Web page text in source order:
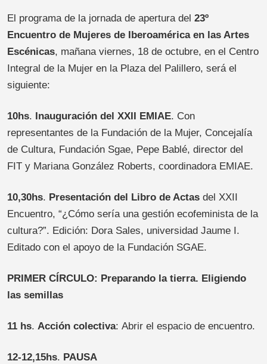
El programa de la jornada de apertura del 23º
Encuentro de Mujeres de Iberoamérica en las Artes
Escénicas, mañana viernes, 18 de octubre, en el Centro
Integral de la Mujer en la Plaza del Palillero, será el
siguiente:
10hs. Inauguración del XXII EMIAE. Con
representantes de la Fundación de la Mujer, Concejalía
de Cultura, Fundación Sgae, Pepe Bablé, director del
FIT y Mariana González Roberts, coordinadora EMIAE.
10,30hs. Presentación del Libro de Actas del XXII
Encuentro, “¿Cómo sería una gestión ecofeminista de la
cultura?”. Edición: Dora Sales, universidad Jaume I.
Editado con el apoyo de la Fundación SGAE.
PRIMER CÍRCULO: Preparando la tierra. Eligiendo
las semillas
11 hs. Acción colectiva: Abrir el espacio de encuentro.
12-12,15hs. PAUSA